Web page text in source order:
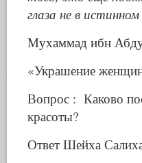
глаза не в
Мухаммад ибн
«Украшение
Вопрос : Каково
красоты?
Ответ Шейха